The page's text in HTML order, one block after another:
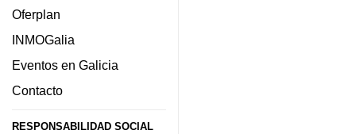
Oferplan
INMOGalia
Eventos en Galicia
Contacto
RESPONSABILIDAD SOCIAL